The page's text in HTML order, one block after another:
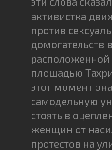
активистка
против
домогательств
расположенной
площадью
этот момент
самодельную
стоять в
женщин от
протестов на